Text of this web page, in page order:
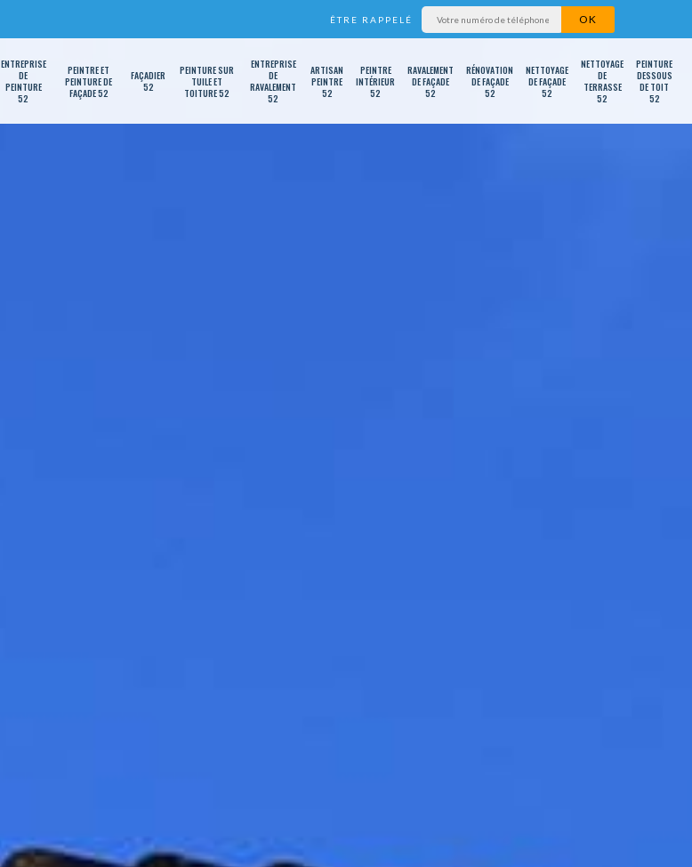
ÊTRE RAPPELÉ
ENTREPRISE
DE
PEINTURE
52
PEINTRE ET
PEINTURE DE
FAÇADE 52
FAÇADIER
52
PEINTURE SUR
TUILE ET
TOITURE 52
ENTREPRISE
DE
RAVALEMENT
52
ARTISAN
PEINTRE
52
PEINTRE
INTÉRIEUR
52
RAVALEMENT
DE FAÇADE
52
RÉNOVATION
DE FAÇADE
52
NETTOYAGE
DE FAÇADE
52
NETTOYAGE
DE
TERRASSE
52
PEINTURE
DESSOUS
DE TOIT
52